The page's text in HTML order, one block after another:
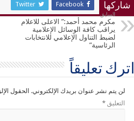
شاركها Facebook
Twitter
السابق
مكرم محمد أحمد:” الاعلى للاعلام
يراقب كافة الوسائل الإعلامية
لضبط التناول الإعلامي للانتخابات
الرئاسية”
اترك تعليقاً
لن يتم نشر عنوان بريدك الإلكتروني. الحقول
التعليق*